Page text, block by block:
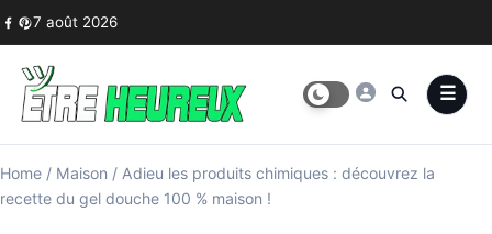
Skip to content
7 août 2026
Home / Maison / Adieu les produits chimiques : découvrez la
recette du gel douche 100 % maison !